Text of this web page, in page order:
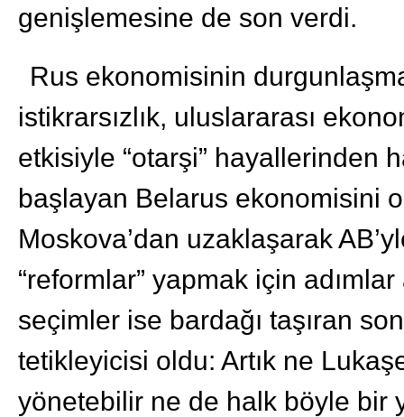
genişlemesine de son verdi.
Rus ekonomisinin
istikrarsızlık, uluslararası
etkisiyle “otarşi” hayallerinden
başlayan Belarus ekonomisini
Moskova’dan uzaklaşarak
“reformlar” yapmak için
seçimler ise bardağı taşıran
tetikleyicisi oldu: Artık ne
yönetebilir ne de halk böyle bir